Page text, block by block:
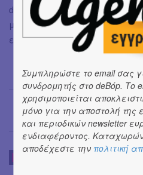
dancefloor. Το σχήμα
μπορεί να στέκεται στιβαρή,
εκπλήξεις.
Συμπληρώστε το email σας
συνδρομητής στο deBόp. Το
χρησιμοποιείται
μόνο για την αποστολή της
και περιοδικών newsletter
ενδιαφέροντος.
αποδέχεστε την πολιτική